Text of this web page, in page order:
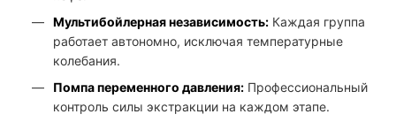
Мультибойлерная независимость: Каждая группа
работает автономно, исключая температурные
колебания.
Помпа переменного давления: Профессиональный
контроль силы экстракции на каждом этапе.